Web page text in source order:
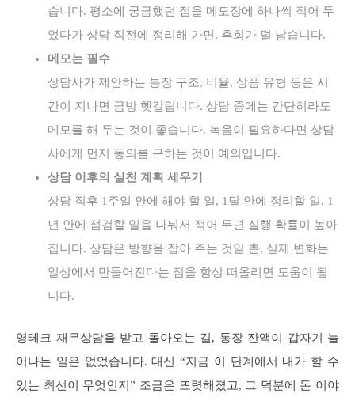
습니다. 평소에 궁금했던 점을 메모장에 하나씩 적어 두
었다가 상담 직전에 정리해 가면, 후회가 덜 남습니다.
메모는 필수
상담사가 제안하는 통장 구조, 비율, 상품 유형 등은 시
간이 지나면 금방 헷갈립니다. 상담 중에는 간단히라도
메모를 해 두는 것이 좋습니다. 녹음이 필요하다면 상담
사에게 먼저 동의를 구하는 것이 예의입니다.
상담 이후의 실천 계획 세우기
상담 직후 1주일 안에 해야 할 일, 1달 안에 정리할 일, 1
년 안에 점검할 일을 나눠서 적어 두면 실행 확률이 높아
집니다. 상담은 방향을 잡아 주는 것일 뿐, 실제 변화는
일상에서 만들어진다는 점을 항상 떠올리면 도움이 됩
니다.
영테크 재무상담을 받고 돌아오는 길, 통장 잔액이 갑자기 늘
어나는 일은 없었습니다. 대신 “지금 이 단계에서 내가 할 수
있는 최선이 무엇인지” 조금은 또렷해졌고, 그 덕분에 돈 이야